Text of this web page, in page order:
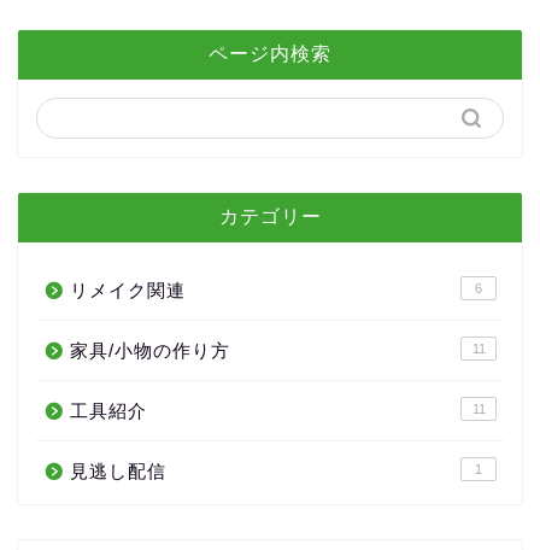
ページ内検索
カテゴリー
リメイク関連 6
家具/小物の作り方 11
工具紹介 11
見逃し配信 1